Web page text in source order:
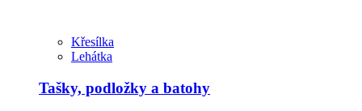
Křesílka
Lehátka
Tašky, podložky a batohy